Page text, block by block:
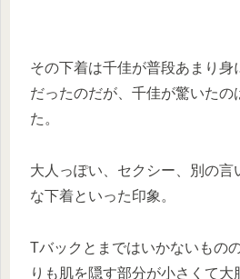
その下着は千佳が普段あまり身
だったのだが、千佳が驚いたの
た。
大人っぽい、セクシー、別の言
な下着といった印象。
Tバックとまではいかないもの
りも肌を隠す部分が小さくて大